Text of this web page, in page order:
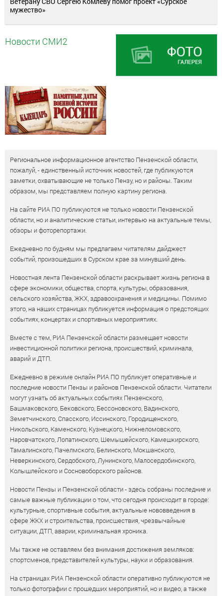
мужество»
Новости СМИ2
Региональное информационное агентство Пензенской области,
пожалуй, - единственный источник новостей, где публикуются
заметки, охватывающие не только Пензу, но и районы. Таким
образом, мы представляем полную картину региона.
На сайте РИА ПО публикуются не только новости Пензенской
области, но и аналитические статьи, интервью на актуальные темы,
обзоры и фоторепортажи.
Ежедневно по будням мы предлагаем читателям дайджест
событий, произошедших в Сурском крае за минувший день.
Новостная лента Пензенской области раскрывает жизнь региона в
сфере экономики, общества, спорта, культуры, образования,
сельского хозяйства, ЖКХ, здравоохранения и медицины. Помимо
этого, на наших страницах публикуется информация о предстоящих
событиях, концертах и спортивных мероприятиях.
Вместе с тем, РИА Пензенской области размещает новости
инвестиционной политики региона, происшествий, криминала,
аварий и ДТП.
Ежедневно в режиме онлайн РИА ПО публикует оперативные и
последние новости Пензы и районов Пензенской области. Читатели
могут узнать об актуальных событиях Пензенского,
Башмаковского, Бековского, Бессоновского, Вадинского,
Земетчинского, Спасского, Иссинского, Городищенского,
Никольского, Каменского, Кузнецкого, Нижнеломовского,
Наровчатского, Лопатинского, Шемышейского, Камешкирского,
Тамалинского, Пачелмского, Белинского, Мокшанского,
Неверкинского, Сердобского, Лунинского, Малосердобинского,
Колышлейского и Сосновоборского районов.
Новости Пензы и Пензенской области - здесь собраны последние и
самые важные публикации о том, что сегодня происходит в городе:
культурные, спортивные события, актуальные нововведения в
сфере ЖКХ и строительства, происшествия, чрезвычайные
ситуации, ДТП, аварии, криминальная хроника.
Мы также не оставляем без внимания достижения земляков:
спортсменов, представителей культуры, науки и образования.
На страницах РИА Пензенской области оперативно публикуются не
только фотографии с прошедших мероприятий, но и видео, а также